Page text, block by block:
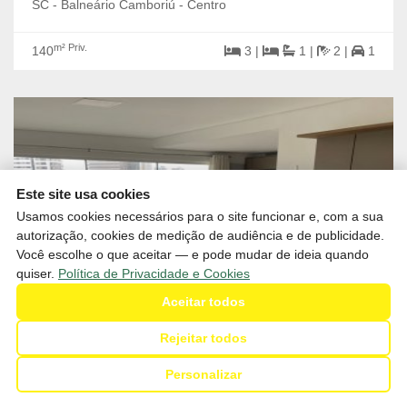
SC - Balneário Camboriú - Centro
140m² Priv. 3 | 1 | 2 | 1
Venda
Este site usa cookies
Usamos cookies necessários para o site funcionar e, com a sua
autorização, cookies de medição de audiência e de publicidade.
Você escolhe o que aceitar — e pode mudar de ideia quando
quiser. Política de Privacidade e Cookies
Aceitar todos
Rejeitar todos
Personalizar